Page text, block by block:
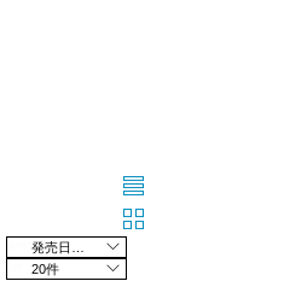
20件